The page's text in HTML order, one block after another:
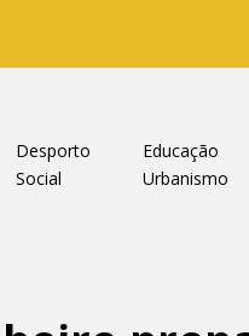
Desporto Educação
Social Urbanismo